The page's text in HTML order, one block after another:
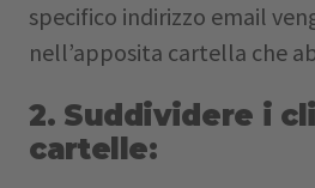
specifico indirizzo email
nell’apposita cartella che
2. Suddividere i
cartelle: